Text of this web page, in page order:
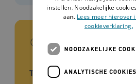
In het kort
Type tool
instellen. Noodzakelijke
aan. Lees meer hierover
cookieverklaring.
NOODZAKELIJKE
ANALYTISCHE COOKIES